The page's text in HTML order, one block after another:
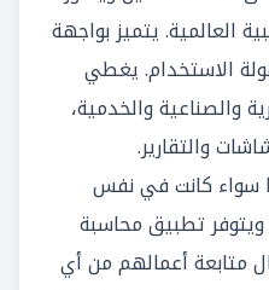
العالمية. يتميز بواجهة
الاستخدام. يغطي
والصناعية والخدمية،
والتقارير.
سواء كانت في نفس
تطبيق محاسبة
متابعة أعمالهم من أي